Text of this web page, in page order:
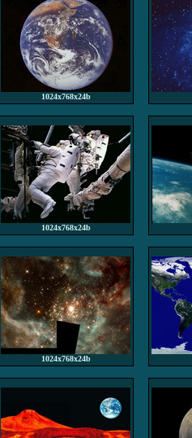
1024x768x24b
1024x768x24b
1024x768x24b